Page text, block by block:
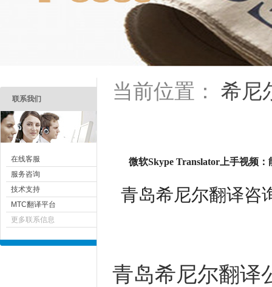
联系我们
在线客服
服务咨询
技术支持
MTC翻译平台
更多联系信息
当前位置： 希尼
微软Skype Translator上手视频
青岛希尼尔翻译咨
青岛希尼尔翻译